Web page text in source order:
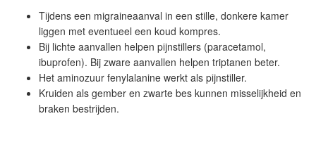
Tijdens een migraineaanval in een stille, donkere kamer
liggen met eventueel een koud kompres.
Bij lichte aanvallen helpen pijnstillers (paracetamol,
ibuprofen). Bij zware aanvallen helpen triptanen beter.
Het aminozuur fenylalanine werkt als pijnstiller.
Kruiden als gember en zwarte bes kunnen misselijkheid en
braken bestrijden.